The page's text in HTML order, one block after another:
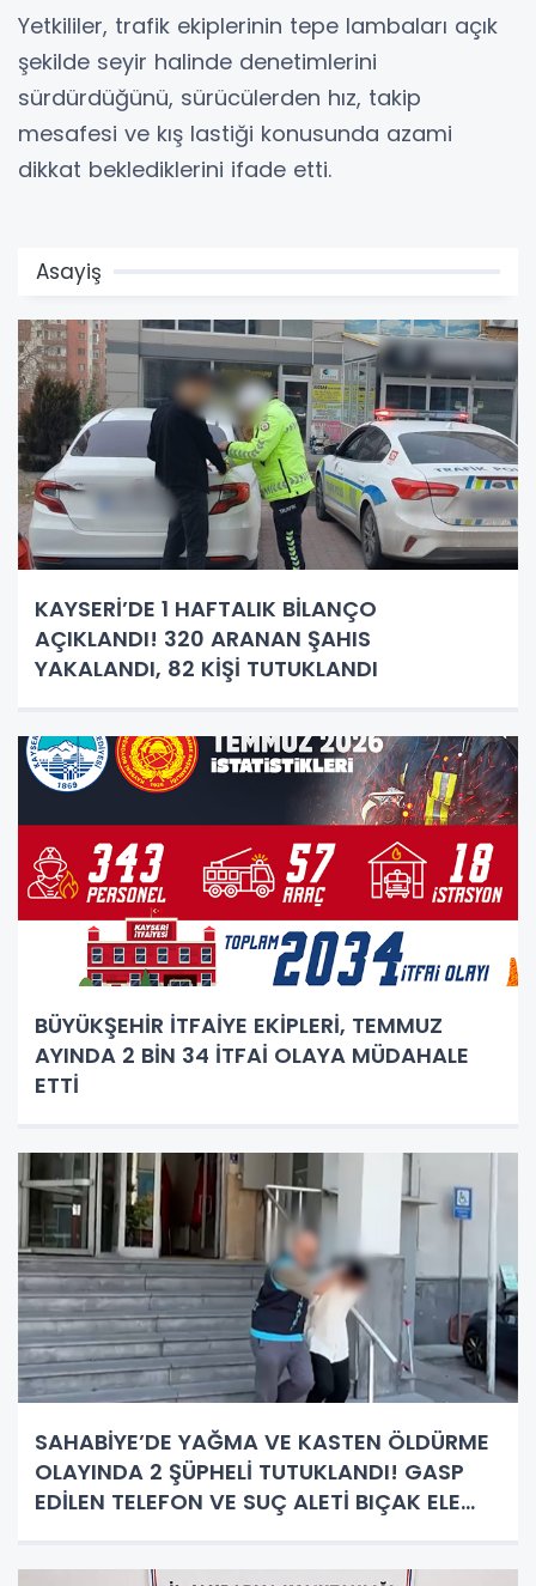
Yetkililer, trafik ekiplerinin tepe lambaları açık
şekilde seyir halinde denetimlerini
sürdürdüğünü, sürücülerden hız, takip
mesafesi ve kış lastiği konusunda azami
dikkat beklediklerini ifade etti.
Asayiş
KAYSERİ’DE 1 HAFTALIK BİLANÇO
AÇIKLANDI! 320 ARANAN ŞAHIS
YAKALANDI, 82 KİŞİ TUTUKLANDI
BÜYÜKŞEHİR İTFAİYE EKİPLERİ, TEMMUZ
AYINDA 2 BİN 34 İTFAİ OLAYA MÜDAHALE
ETTİ
SAHABİYE’DE YAĞMA VE KASTEN ÖLDÜRME
OLAYINDA 2 ŞÜPHELİ TUTUKLANDI! GASP
EDİLEN TELEFON VE SUÇ ALETİ BIÇAK ELE